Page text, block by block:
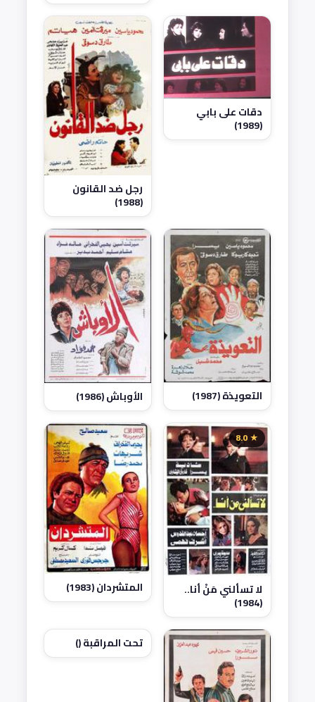
دقات على بابي
(1989)
رجل ضد القانون
(1988)
التعويذة (1987) الأوباش (1986)
★ 8.0
لا تسألني مَنْ أنا..
(1984)
المتشردان (1983)
تحت المراقبة ()